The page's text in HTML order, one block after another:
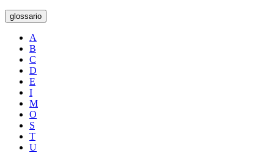
glossario
A
B
C
D
E
I
M
O
S
T
U